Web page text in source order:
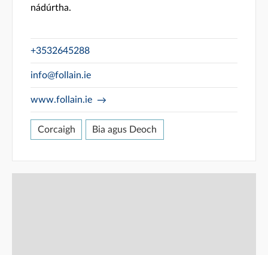
nádúrtha.
+3532645288
info@follain.ie
www.follain.ie
Corcaigh Bia agus Deoch